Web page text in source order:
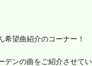
望曲紹介のコーナー！
ンの曲をご紹介させてい